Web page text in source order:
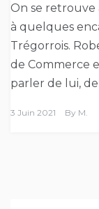
On se retrouve
à quelques
Trégorrois.
de Commerce
parler de lui, de
3 Juin 2021 By M.